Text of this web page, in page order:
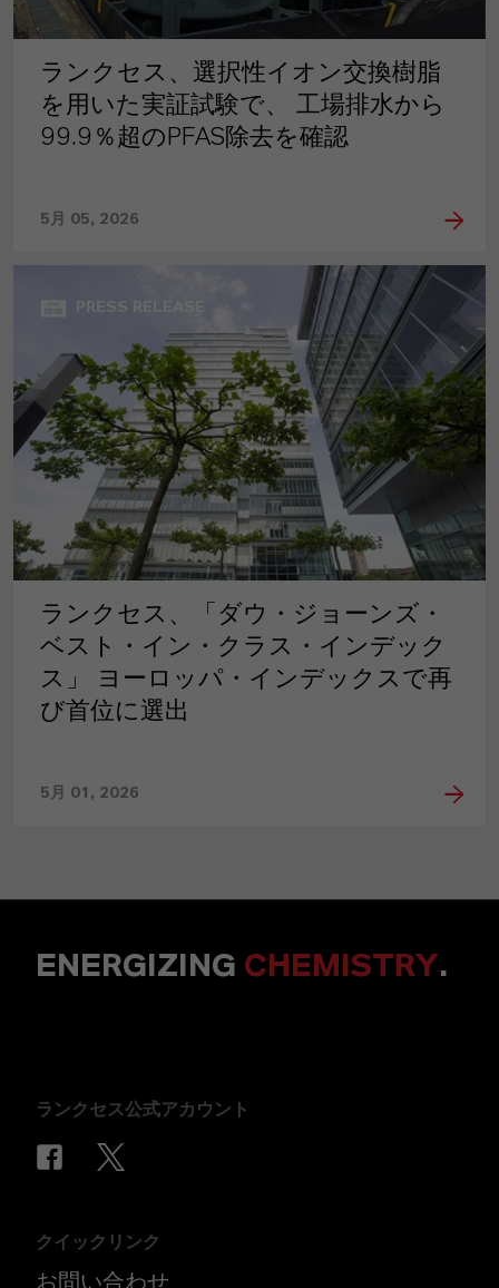
ランクセス、選択性イオン交換樹脂
を用いた実証試験で、 工場排水から
99.9％超のPFAS除去を確認
5月 05, 2026
PRESS RELEASE
ランクセス、「ダウ・ジョーンズ・
ベスト・イン・クラス・インデック
ス」 ヨーロッパ・インデックスで再
び首位に選出
5月 01, 2026
ENERGIZING CHEMISTRY.
ランクセス公式アカウント
クイックリンク
お問い合わせ